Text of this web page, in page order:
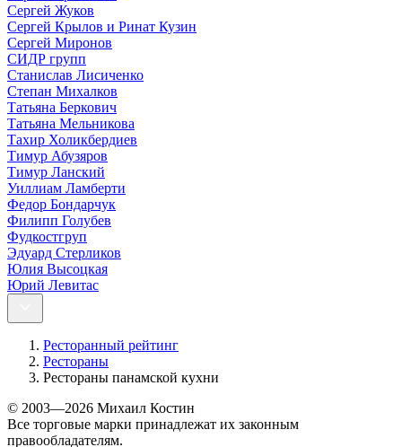
Сергей Жуков
Сергей Крылов и Ринат Кузин
Сергей Миронов
СИДР групп
Станислав Лисиченко
Степан Михалков
Татьяна Беркович
Татьяна Мельникова
Тахир Холикбердиев
Тимур Абузяров
Тимур Ланский
Уиллиам Ламберти
Федор Бондарчук
Филипп Голубев
Фудкостгруп
Эдуард Стерликов
Юлия Высоцкая
Юрий Левитас
Ресторанный рейтинг
Рестораны
Рестораны панамской кухни
© 2003—2026 Михаил Костин
Все торговые марки принадлежат их законным
правообладателям.